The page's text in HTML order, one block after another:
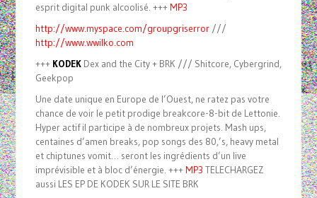
esprit digital punk alcoolisé. +++MP3
http://www.myspace.com/groupgriserror///
http://www.wwilko.com
+++ KODEKDex and the City + BRK /// Shitcore, Cybergrind,
Geekpop
Une date unique en Europe de l’Ouest, ne ratez pas votre
chance de voir le petit prodige breakcore-8-bit de Lettonie.
Hyper actif il participe à de nombreux projets. Mash ups,
centaines d’amen breaks, pop songs des 80,’s, heavy metal
et chiptunes vomit… seront les ingrédients d’un live
imprévisible et à bloc d’énergie. +++MP3 TELECHARGEZ
aussi LES EP DE KODEK SUR LE SITE BRK